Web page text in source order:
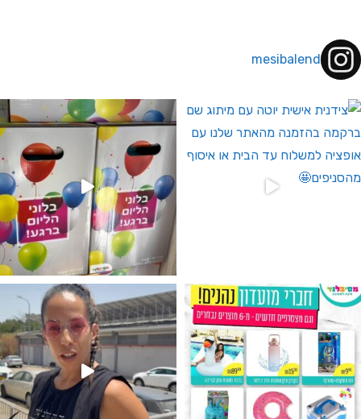
mesibalend
לחברי מועדון ומצטרפים חדשים🤍
מין העובר רק במסיבלנד !! קיים